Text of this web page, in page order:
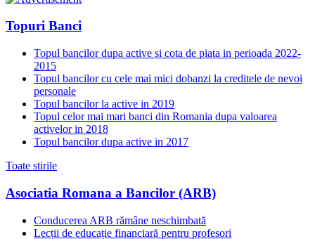
Topuri Banci
Topul bancilor dupa active si cota de piata in perioada 2022-
2015
Topul bancilor cu cele mai mici dobanzi la creditele de nevoi
personale
Topul bancilor la active in 2019
Topul celor mai mari banci din Romania dupa valoarea
activelor in 2018
Topul bancilor dupa active in 2017
Toate stirile
Asociatia Romana a Bancilor (ARB)
Conducerea ARB rămâne neschimbată
Lecții de educație financiară pentru profesori